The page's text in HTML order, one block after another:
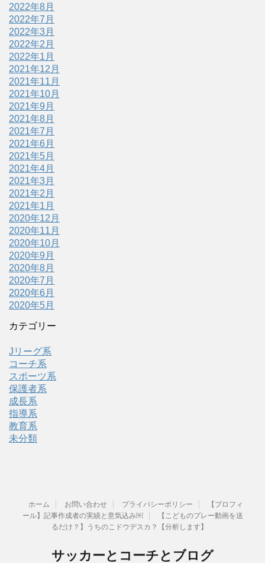
2022年8月
2022年7月
2022年3月
2022年2月
2022年1月
2021年12月
2021年11月
2021年10月
2021年9月
2021年8月
2021年7月
2021年6月
2021年5月
2021年4月
2021年3月
2021年2月
2021年1月
2020年12月
2020年11月
2020年10月
2020年9月
2020年8月
2020年7月
2020年6月
2020年5月
カテゴリー
Jリーグ系
コーチ系
スポーツ系
保護者系
成長系
指導系
教育系
未分類
ホーム お問い合わせ プライバシーポリシー
【プロフィ
ール】記事作成者の実績と意気込み￼
【こどものプレー動画を送
るだけ？】うちのこドウデスカ？【分析します】
サッカーとコーチとブログ